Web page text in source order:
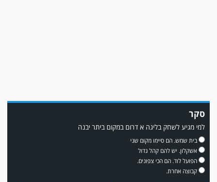
משחק אימון: שדרות גברה על מ.ס. דימונה 1-4.
סקר
למי מגיע לשחק בליגה א דרום במקום ביתר יבנה
בית שמש. הם סיימו מקום שני
אשקלון. יש להם קהל גדול
הפועל לוד. הם הכי צפונים.
קבוצה אחרת.